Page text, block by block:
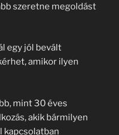
szeretne megoldást
egy jól bevált
amikor ilyen
mint 30 éves
akik bármilyen
kapcsolatban